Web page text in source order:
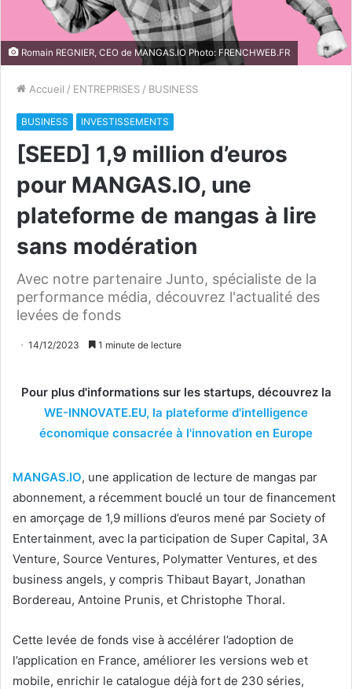
Romain REGNIER, CEO de MANGAS.IO Photo: FRENCHWEB.FR
Accueil / ENTREPRISES / BUSINESS
BUSINESS INVESTISSEMENTS
[SEED] 1,9 million d’euros
pour MANGAS.IO, une
plateforme de mangas à lire
sans modération
Avec notre partenaire Junto, spécialiste de la
performance média, découvrez l'actualité des
levées de fonds
14/12/2023 1 minute de lecture
Pour plus d'informations sur les startups, découvrez la
WE-INNOVATE.EU, la plateforme d'intelligence
économique consacrée à l'innovation en Europe
MANGAS.IO, une application de lecture de mangas par
abonnement, a récemment bouclé un tour de financement
en amorçage de 1,9 millions d’euros mené par Society of
Entertainment, avec la participation de Super Capital, 3A
Venture, Source Ventures, Polymatter Ventures, et des
business angels, y compris Thibaut Bayart, Jonathan
Bordereau, Antoine Prunis, et Christophe Thoral.
Cette levée de fonds vise à accélérer l’adoption de
l’application en France, améliorer les versions web et
mobile, enrichir le catalogue déjà fort de 230 séries,